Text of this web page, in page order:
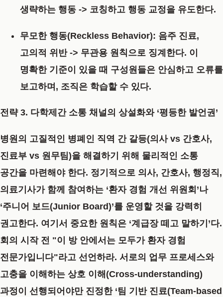
생략하는 행동 -> 코칭하고 행동 교정을 유도한다.
무모한 행동(Reckless Behavior): 음주 진료,
고의적 위반 -> 무관용 원칙으로 징계한다. 이
명확한 기준이 있을 때 구성원들은 안심하고 오류를
보고하며, 조직은 학습할 수 있다.
전략 3. 다학제간 소통 채널의 상설화와 ‘평등한 발언권’
병원의 고질적인 병폐인 직역 간 갈등(의사 vs 간호사,
진료부 vs 원무팀)을 해결하기 위해 물리적인 소통
공간을 마련해야 한다. 정기적으로 의사, 간호사, 행정직,
의료기사가 함께 참여하는 ‘환자 경험 개선 위원회’나
‘주니어 보드(Junior Board)’를 운영할 것을 강력히
권고한다. 여기서 중요한 원칙은 ‘계급장 떼고 말하기’다.
회의 시작 전 "이 방 안에서는 모두가 환자 경험
전문가입니다"라고 선언하라. 서로의 업무 프로세스와
고충을 이해하는 상호 이해(Cross-understanding)
과정이 선행되어야만 진정한 ‘팀 기반 진료(Team-based